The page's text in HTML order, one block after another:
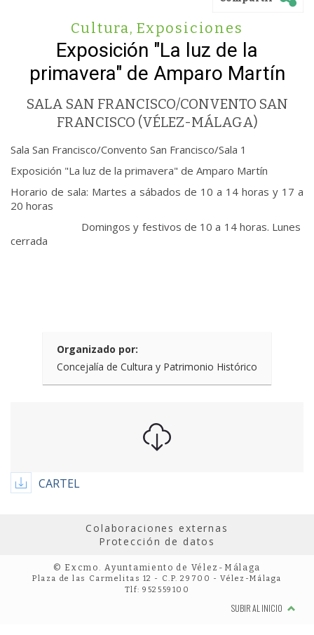
Cultura, Exposiciones
Exposición "La luz de la
primavera" de Amparo Martín
SALA SAN FRANCISCO/CONVENTO SAN
FRANCISCO (VÉLEZ-MÁLAGA)
Sala San Francisco/Convento San Francisco/Sala 1
Exposición "La luz de la primavera" de Amparo Martín
Horario de sala: Martes a sábados de 10 a 14 horas y 17 a
20 horas
Domingos y festivos de 10 a 14 horas. Lunes
cerrada
Organizado por:
Concejalía de Cultura y Patrimonio Histórico
CARTEL
Colaboraciones externas
Protección de datos
© Excmo. Ayuntamiento de Vélez-Málaga
Plaza de las Carmelitas 12 - C.P. 29700 - Vélez-Málaga
Tlf: 952559100
SUBIR AL INICIO